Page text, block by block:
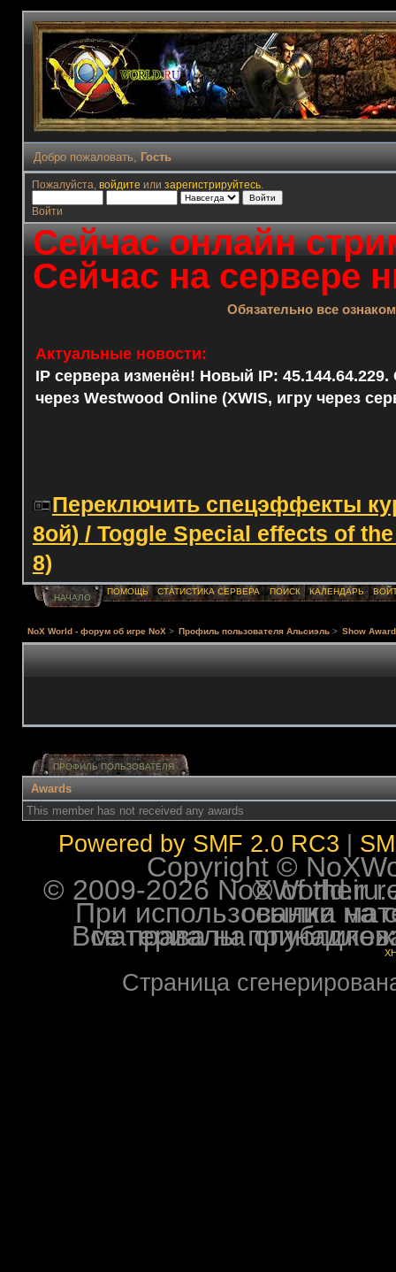
Добро пожаловать, Гость
Пожалуйста, войдите или зарегистрируйтесь.
Войти
Сейчас онлайн
Сейчас на сервере
Обязательно все
Актуальные новости:
IP сервера изменён! Новый IP: 45.144.64.229.
через Westwood Online (XWIS, игру через
Переключить спецэффекты
8ой) / Toggle Special effects of
8)
НАЧАЛО
ПОМОЩЬ СТАТИСТИКА СЕРВЕРА ПОИСК КАЛЕНДАРЬ
NoX World - форум об игре NoX > Профиль пользователя Альсиэль > Show
ПРОФИЛЬ ПОЛЬЗОВАТЕЛЯ
Awards
This member has not received any awards
Powered by SMF 2.0 RC3
Copyright ©
© 2009-2026 NoXWorld.ru. All
При использовании
Все права на опубликованные на форуме
Страница